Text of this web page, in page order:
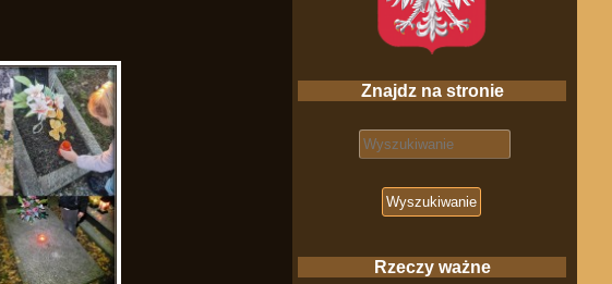
Znajdz na stronie
Search for:
Rzeczy ważne